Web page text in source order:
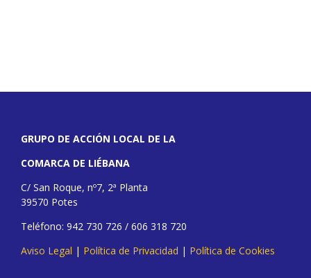
GRUPO DE ACCIÓN LOCAL DE LA
COMARCA DE LIÉBANA
C/ San Roque, nº7, 2ª Planta
39570 Potes
Teléfono: 942 730 726 / 606 318 720
Aviso Legal | Política de Privacidad | Política de Cookies